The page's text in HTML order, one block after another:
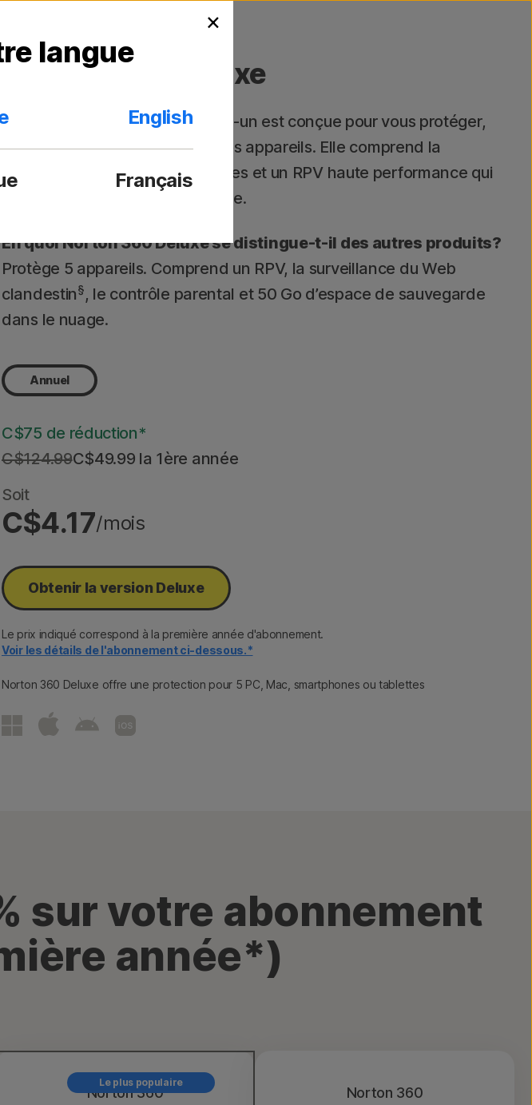
×
langue
English
Français
Norton 360 Deluxe
Cette puissante solution tout-en-un est conçue pour vous protéger,
vous et votre famille, sur tous vos appareils. Elle comprend la
protection contre les escroqueries et un RPV haute performance qui
améliorent votre sécurité en ligne.
En quoi Norton 360 Deluxe se distingue-t-il des autres produits?
Protège 5 appareils. Comprend un RPV, la surveillance du Web
clandestin§, le contrôle parental et 50 Go d’espace de sauvegarde
dans le nuage.
Annuel
C$75 de réduction*
C$124.99C$49.99 la 1ère année
Soit
C$4.17/mois
Obtenir la version Deluxe
Le prix indiqué correspond à la première année d'abonnement.
Voir les détails de l'abonnement ci-dessous.*
Norton 360 Deluxe offre une protection pour 5 PC, Mac, smartphones ou tablettes
sur votre abonnement
année*)
Le plus populaire
Norton 360 Norton 360